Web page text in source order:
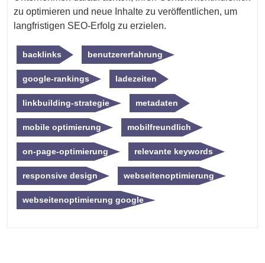
zu optimieren und neue Inhalte zu veröffentlichen, um
langfristigen SEO-Erfolg zu erzielen.
backlinks benutzererfahrung
google-rankings ladezeiten
linkbuilding-strategie metadaten
mobile optimierung mobilfreundlich
on-page-optimierung relevante keywords
responsive design webseitenoptimierung
webseitenoptimierung google